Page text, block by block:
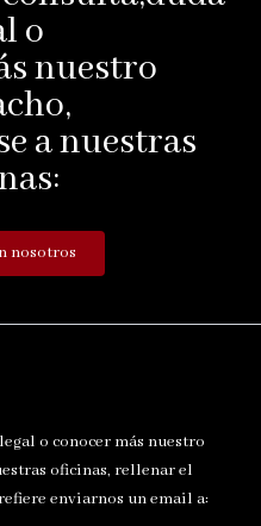
o
nuestro
a nuestras
nosotros
o conocer más nuestro
oficinas, rellenar el
enviarnos un email a: